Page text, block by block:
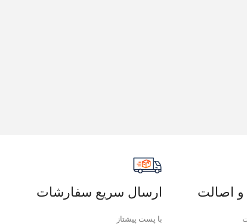
اصالت ارسال سریع سفارشات
با پست پیشتاز